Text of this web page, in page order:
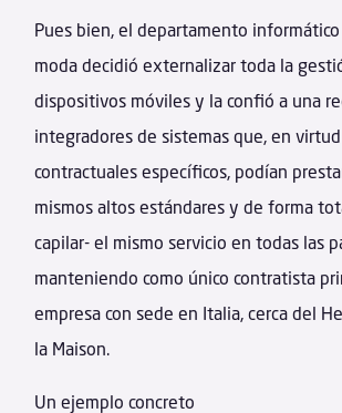
Pues bien, el departamento informático
moda decidió externalizar toda la
dispositivos móviles y la confió a una
integradores de sistemas que, en
contractuales específicos, podían
mismos altos estándares y de forma
capilar- el mismo servicio en todas las
manteniendo como único contratista
empresa con sede en Italia, cerca del
la Maison.
Un ejemplo concreto